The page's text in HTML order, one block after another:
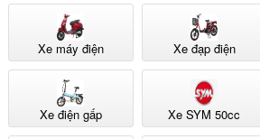
Xe máy điện Xe đạp điện
Xe điện gấp Xe SYM 50cc